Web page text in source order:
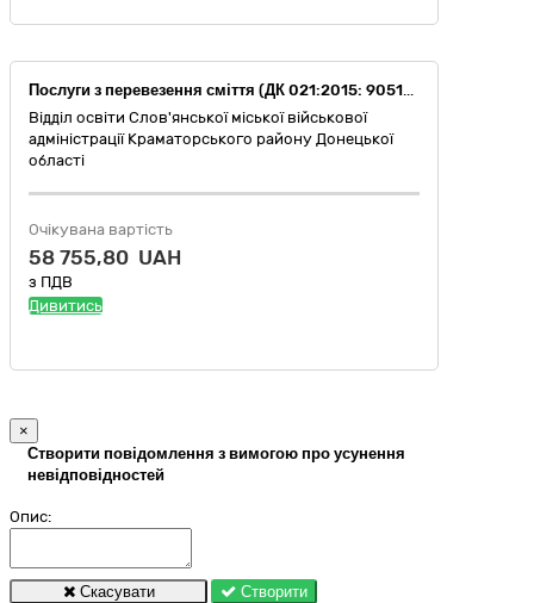
Послуги з перевезення сміття (ДК 021:2015: 90510000-5 Утилізація / видалення сміття та поводження зі сміттям): послуги з перевезення сміття (ДК 021:2015: 90512000-9 Послуги з перевезення сміття)
Відділ освіти Слов'янської міської військової
адміністрації Краматорського району Донецької
області
Очікувана вартість
58 755,80 UAH
з ПДВ
Дивитись
×
Створити повідомлення з вимогою про усунення
невідповідностей
Опис:
Скасувати
Створити